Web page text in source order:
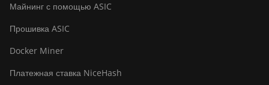
Hyd 2U (865Th/s)
BITMAIN Antminer T19
Hydro (158Th)
Майнинг с помощью ASIC
Прошивка ASIC
Docker Miner
Платежная ставка NiceHash